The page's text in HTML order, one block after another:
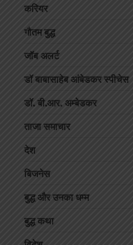
करियर
गौतम बुद्ध
जॉब अलर्ट
डॉ बाबासाहेब आंबेडकर स्पीचेस
डॉ. बी.आर. अम्बेडकर
ताजा समाचार
देश
बिजनेस
बुद्ध और उनका धम्म
बुद्ध कथा